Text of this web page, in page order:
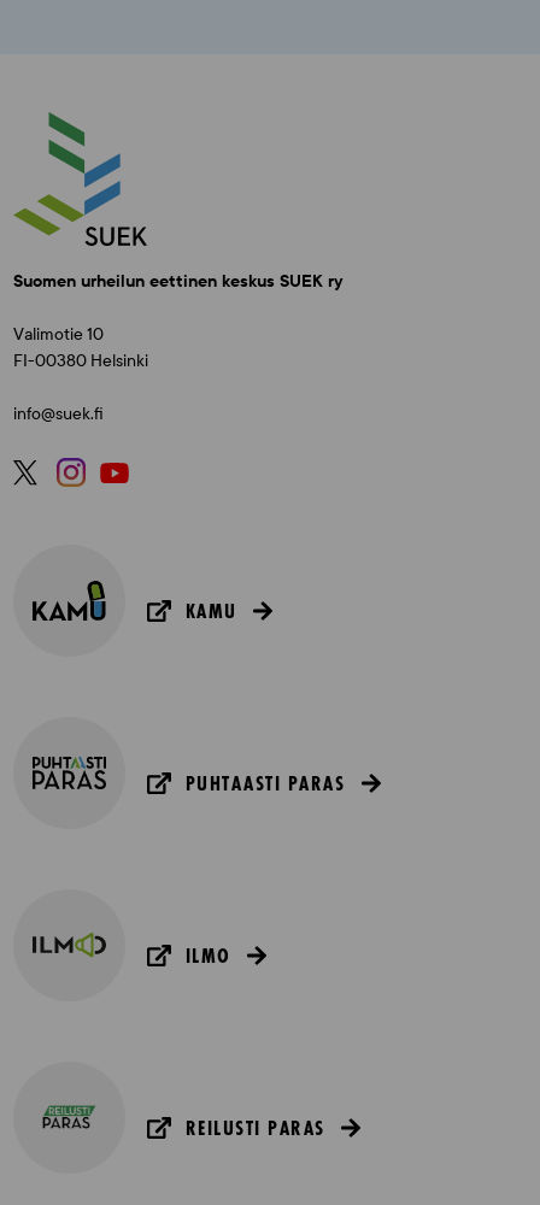
Suomen urheilun eettinen keskus SUEK ry
Valimotie 10
FI-00380 Helsinki
info@suek.fi
KAMU
PUHTAASTI PARAS
ILMO
REILUSTI PARAS